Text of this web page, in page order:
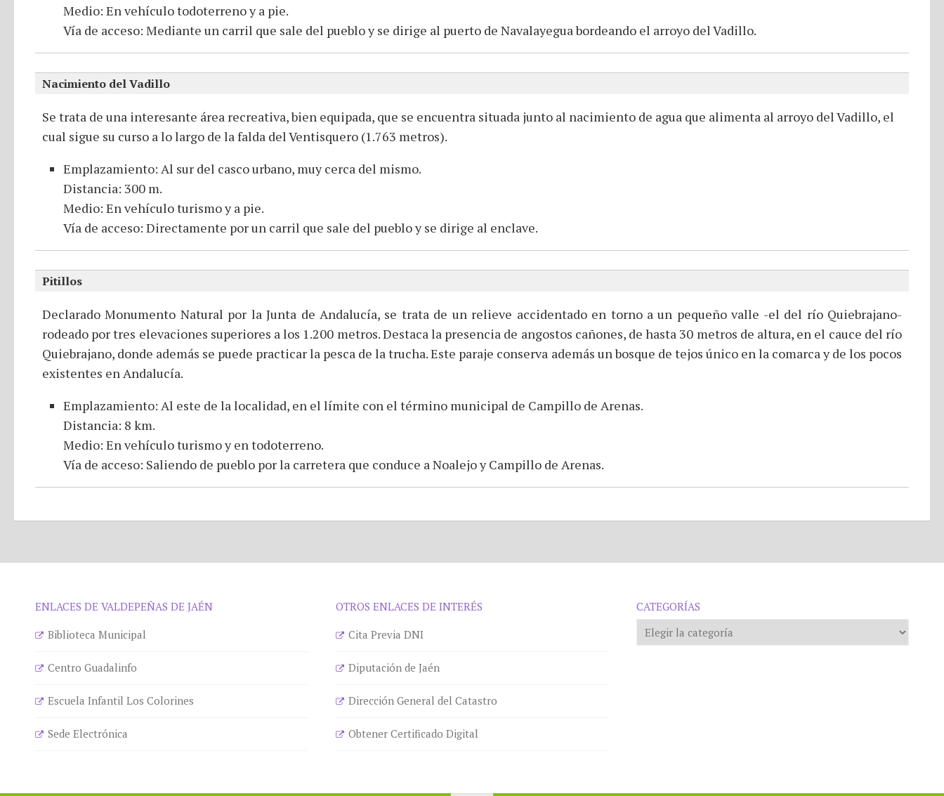
Medio: En vehículo todoterreno y a pie.
Vía de acceso: Mediante un carril que sale del pueblo y se dirige al puerto de Navalayegua bordeando el arroyo del Vadillo.
Nacimiento del Vadillo
Se trata de una interesante área recreativa, bien equipada, que se encuentra situada junto al nacimiento de agua que alimenta al arroyo del Vadillo, el
cual sigue su curso a lo largo de la falda del Ventisquero (1.763 metros).
Emplazamiento: Al sur del casco urbano, muy cerca del mismo.
Distancia: 300 m.
Medio: En vehículo turismo y a pie.
Vía de acceso: Directamente por un carril que sale del pueblo y se dirige al enclave.
Pitillos
Declarado Monumento Natural por la Junta de Andalucía, se trata de un relieve accidentado en torno a un pequeño valle -el del río Quiebrajano-
rodeado por tres elevaciones superiores a los 1.200 metros. Destaca la presencia de angostos cañones, de hasta 30 metros de altura, en el cauce del río
Quiebrajano, donde además se puede practicar la pesca de la trucha. Este paraje conserva además un bosque de tejos único en la comarca y de los pocos
existentes en Andalucía.
Emplazamiento: Al este de la localidad, en el límite con el término municipal de Campillo de Arenas.
Distancia: 8 km.
Medio: En vehículo turismo y en todoterreno.
Vía de acceso: Saliendo de pueblo por la carretera que conduce a Noalejo y Campillo de Arenas.
ENLACES DE VALDEPEÑAS DE JAÉN
Biblioteca Municipal
Centro Guadalinfo
Escuela Infantil Los Colorines
Sede Electrónica
OTROS ENLACES DE INTERÉS
Cita Previa DNI
Diputación de Jaén
Dirección General del Catastro
Obtener Certificado Digital
CATEGORÍAS
Categorías